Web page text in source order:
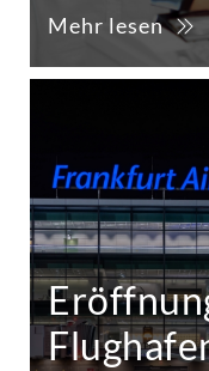
Mehr lesen